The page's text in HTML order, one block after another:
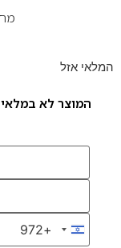
מחיר
המלאי אזל
המוצר לא
Israel +972
+972